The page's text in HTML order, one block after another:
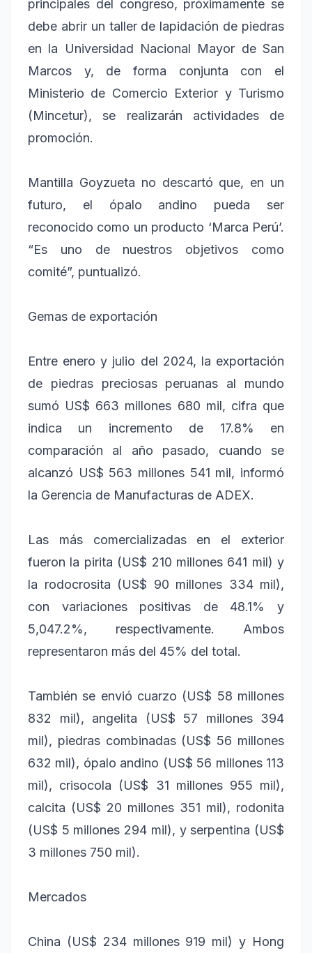
principales del congreso, próximamente se
debe abrir un taller de lapidación de piedras
en la Universidad Nacional Mayor de San
Marcos y, de forma conjunta con el
Ministerio de Comercio Exterior y Turismo
(Mincetur), se realizarán actividades de
promoción.
Mantilla Goyzueta no descartó que, en un
futuro, el ópalo andino pueda ser
reconocido como un producto ‘Marca Perú’.
“Es uno de nuestros objetivos como
comité”, puntualizó.
Gemas de exportación
Entre enero y julio del 2024, la exportación
de piedras preciosas peruanas al mundo
sumó US$ 663 millones 680 mil, cifra que
indica un incremento de 17.8% en
comparación al año pasado, cuando se
alcanzó US$ 563 millones 541 mil, informó
la Gerencia de Manufacturas de ADEX.
Las más comercializadas en el exterior
fueron la pirita (US$ 210 millones 641 mil) y
la rodocrosita (US$ 90 millones 334 mil),
con variaciones positivas de 48.1% y
5,047.2%, respectivamente. Ambos
representaron más del 45% del total.
También se envió cuarzo (US$ 58 millones
832 mil), angelita (US$ 57 millones 394
mil), piedras combinadas (US$ 56 millones
632 mil), ópalo andino (US$ 56 millones 113
mil), crisocola (US$ 31 millones 955 mil),
calcita (US$ 20 millones 351 mil), rodonita
(US$ 5 millones 294 mil), y serpentina (US$
3 millones 750 mil).
Mercados
China (US$ 234 millones 919 mil) y Hong